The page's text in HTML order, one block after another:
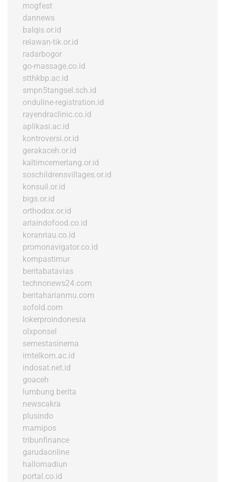
mogfest
dannews
balqis.or.id
relawan-tik.or.id
radarbogor
go-massage.co.id
stthkbp.ac.id
smpn5tangsel.sch.id
onduline-registration.id
rayendraclinic.co.id
aplikasi.ac.id
kontroversi.or.id
gerakaceh.or.id
kaltimcemerlang.or.id
soschildrensvillages.or.id
konsuil.or.id
bigs.or.id
orthodox.or.id
arlaindofood.co.id
koranriau.co.id
promonavigator.co.id
kompastimur
beritabatavias
technonews24.com
beritaharianmu.com
sofold.com
lokerproindonesia
olxponsel
semestasinema
imtelkom.ac.id
indosat.net.id
goaceh
lumbung berita
newscakra
plusindo
mamipos
tribunfinance
garudaonline
hallomadiun
portal.co.id